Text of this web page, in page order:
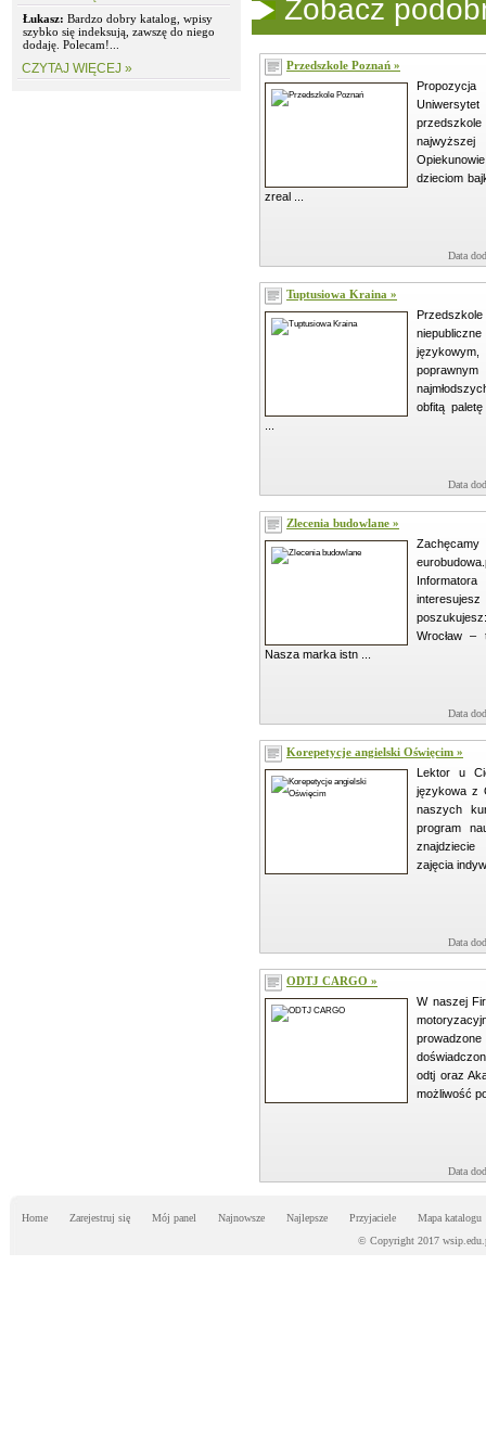
Łukasz: Bardzo dobry katalog, wpisy
szybko się indeksują, zawszę do niego
dodaję. Polecam!...
CZYTAJ WIĘCEJ »
Zobacz
Przedszkole Poznań »
dzieciom
zreal ...
Data
Tuptusiowa Kraina »
poprawnym
obfitą
Data
Zlecenia budowlane »
Wrocław –
Nasza marka istn ...
Data
Korepetycje angielski Oświęcim »
Lektor u
językowa z
naszych
program
zajęcia
Data
ODTJ CARGO »
W naszej
odtj oraz
możliwość
Data
Home Zarejestruj się Mój panel Najnowsze Najlepsze Przyjaciele
Mapa katalogu
© Copyright 2017